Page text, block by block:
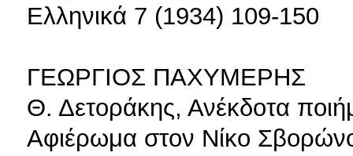
Ελληνικά 7 (1934) 109-150
ΓΕΩΡΓΙΟΣ ΠΑΧΥΜΕΡΗΣ
Θ. Δετοράκης, Ανέκδοτα
Αφιέρωμα στον Νίκο